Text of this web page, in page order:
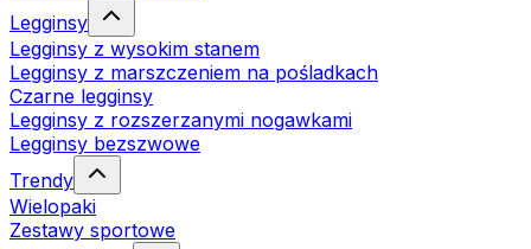
Legginsy
Legginsy z wysokim stanem
Legginsy z marszczeniem na pośladkach
Czarne legginsy
Legginsy z rozszerzanymi nogawkami
Legginsy bezszwowe
Trendy
Wielopaki
Zestawy sportowe